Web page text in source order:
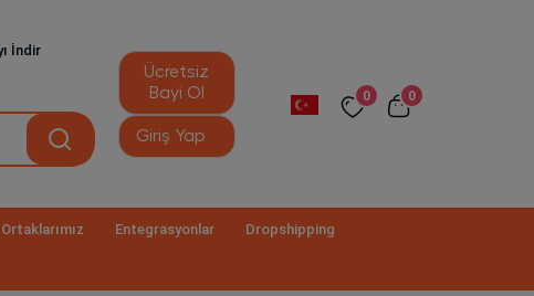
İndir
Ücretsiz
Bayi Ol
Giriş Yap
0 0
Entegrasyonlar Dropshipping